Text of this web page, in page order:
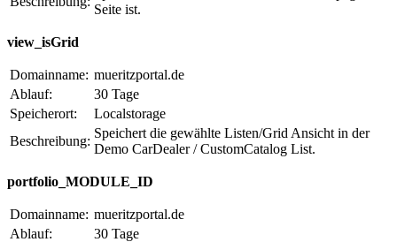
Seite ist.
view_isGrid
Domainname: mueritzportal.de
Ablauf:
30 Tage
Speicherort:
Localstorage
Beschreibung:
Speichert die gewählte Listen/Grid Ansicht in der
Demo CarDealer / CustomCatalog List.
portfolio_MODULE_ID
Domainname: mueritzportal.de
Ablauf:
30 Tage